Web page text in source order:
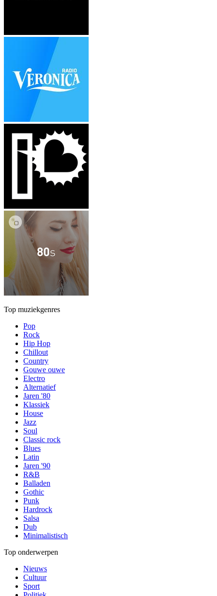
Top muziekgenres
Pop
Rock
Hip Hop
Chillout
Country
Gouwe ouwe
Electro
Alternatief
Jaren '80
Klassiek
House
Jazz
Soul
Classic rock
Blues
Latin
Jaren '90
R&B
Balladen
Gothic
Punk
Hardrock
Salsa
Dub
Minimalistisch
Top onderwerpen
Nieuws
Cultuur
Sport